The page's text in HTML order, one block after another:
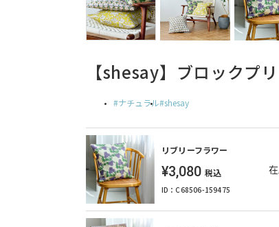
【shesay】ブロックプ
ナチュラル shesay
リブリーフラワー
¥3,080 税込
ID：C68506-159475